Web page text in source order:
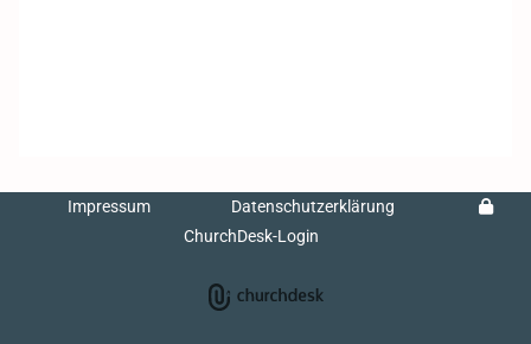
Impressum
Datenschutzerklärung
ChurchDesk-Login